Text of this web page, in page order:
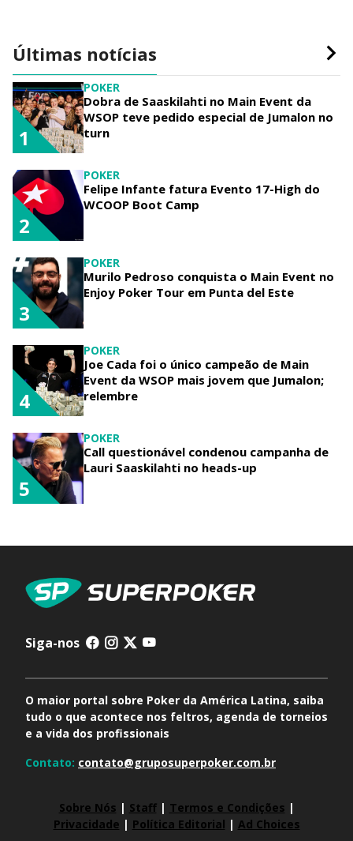
Últimas notícias
POKER
Dobra de Saaskilahti no Main Event da
WSOP teve pedido especial de Jumalon no
turn
1
POKER
Felipe Infante fatura Evento 17-High do
WCOOP Boot Camp
2
POKER
Murilo Pedroso conquista o Main Event no
Enjoy Poker Tour em Punta del Este
3
POKER
Joe Cada foi o único campeão de Main
Event da WSOP mais jovem que Jumalon;
relembre
4
POKER
Call questionável condenou campanha de
Lauri Saaskilahti no heads-up
5
Siga-nos
O maior portal sobre Poker da América Latina, saiba
tudo o que acontece nos feltros, agenda de torneios
e a vida dos profissionais
Contato: contato@gruposuperpoker.com.br
Sobre Nós | Staff| Termos e Condições |
Privacidade | Política Editorial | Ad Choices